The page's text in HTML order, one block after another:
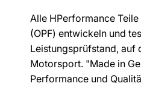
Alle HPerformance
(OPF) entwickeln und
Leistungsprüfstand, auf
Motorsport. "Made in
Performance und